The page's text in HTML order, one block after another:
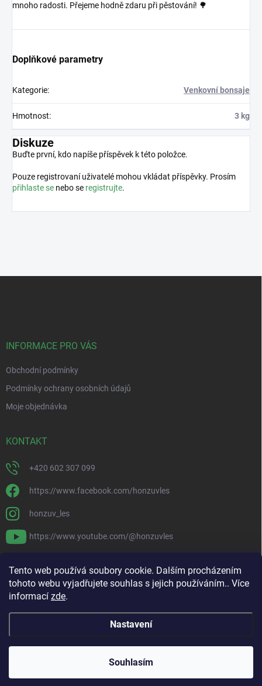
Tento web používá soubory cookie. Dalším procházením
tohoto webu vyjadřujete souhlas s jejich používáním.. Více
informací zde.
Nastavení
Souhlasím
mnoho radosti. Přejeme hodně zdaru při pěstování! 🌳
Doplňkové parametry
Kategorie: Venkovní bonsaje
Hmotnost: 3 kg
Diskuze
Buďte první, kdo napíše příspěvek k této položce.
Pouze registrovaní uživatelé mohou vkládat příspěvky. Prosím
přihlaste se nebo se registrujte.
INFORMACE PRO VÁS
Obchodní podmínky
Podmínky ochrany osobních údajů
Moje objednávka
KONTAKT
+420 602 307 099
https://www.facebook.com/honzuvles
honzuv_les
https://www.youtube.com/@honzuvles
PŘIJÍMÁME ONLINE PLATBY
Honzův Les. Všechna práva vyhrazena.